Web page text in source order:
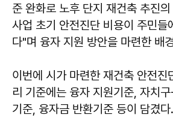
준 완화로 노후 단지 재건축 추진
사업 초기 안전진단 비용이 주민들
다"며 융자 지원 방안을 마련한 배
이번에 시가 마련한 재건축 안전진
리 기준에는 융자 지원기준, 자치
기준, 융자금 반환기준 등이 담겼다.